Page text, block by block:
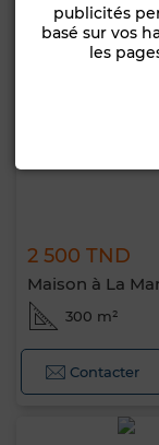
2 500 TND
Maison à La
300 m²
Contacter
publicités
basé sur vos
les